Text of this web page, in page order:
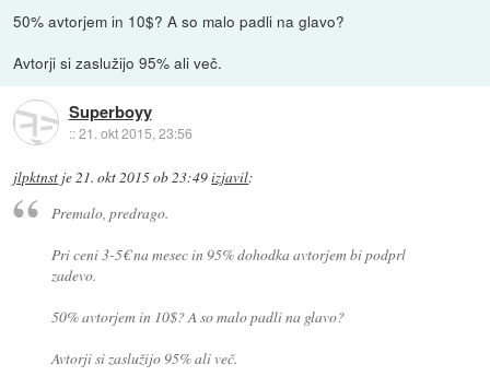
50% avtorjem in 10$? A so malo padli na glavo?
Avtorji si zaslužijo 95% ali več.
Superboyy
::21. okt 2015, 23:56
jlpktnst je21. okt 2015 ob 23:49izjavil:
Premalo, predrago.
Pri ceni 3-5€ na mesec in 95% dohodka avtorjem bi podprl
zadevo.
50% avtorjem in 10$? A so malo padli na glavo?
Avtorji si zaslužijo 95% ali več.